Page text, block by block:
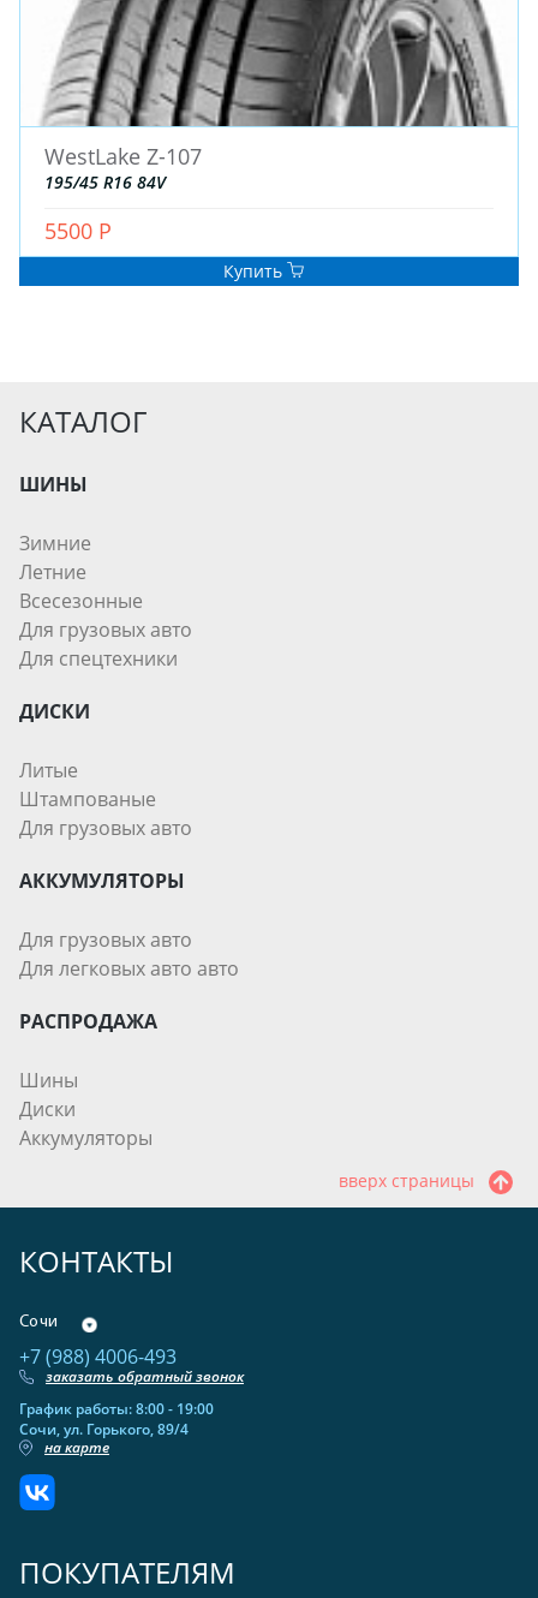
WestLake Z-107
195/45 R16 84V
5500 Р
Купить
КАТАЛОГ
ШИНЫ
Зимние
Летние
Всесезонные
Для грузовых авто
Для спецтехники
ДИСКИ
Литые
Штампованые
Для грузовых авто
АККУМУЛЯТОРЫ
Для грузовых авто
Для легковых авто авто
РАСПРОДАЖА
Шины
Диски
Аккумуляторы
вверх страницы
КОНТАКТЫ
Сочи
+7 (988) 4006-493
заказать обратный звонок
График работы: 8:00 - 19:00
Сочи, ул. Горького, 89/4
на карте
ПОКУПАТЕЛЯМ